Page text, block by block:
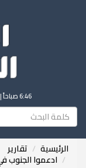
6:46 صباحاً
الرئيسية تقارير
ادعموا الجنوب